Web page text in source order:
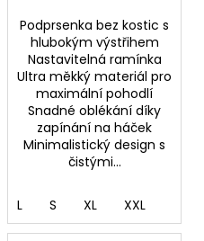
Podprsenka bez kostic s
hlubokým výstřihem
Nastavitelná ramínka
Ultra měkký materiál pro
maximální pohodlí
Snadné oblékání díky
zapínání na háček
Minimalistický design s
čistými...
L S XL XXL